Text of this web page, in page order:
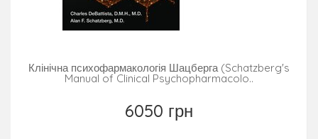
Клінічна психофармакологія Шацберга (Schatzberg's
Manual of Clinical Psychopharmacolo..
6050 грн